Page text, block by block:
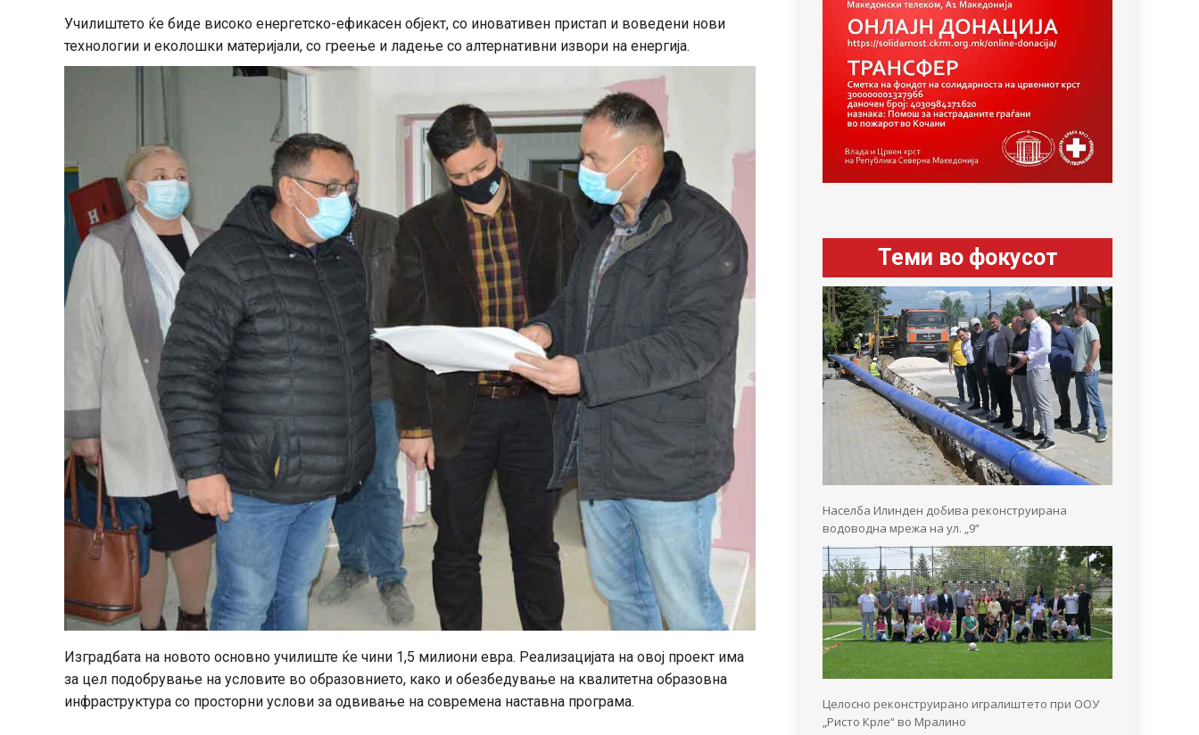
Училиштето ќе биде високо енергетско-ефикасен објект, со иновативен пристап и воведени нови
технологии и еколошки материјали, со греење и ладење со алтернативни извори на енергија.
Изградбата на новото основно училиште ќе чини 1,5 милиони евра. Реализацијата на овој проект има
за цел подобрување на условите во образовнието, како и обезбедување на квалитетна образовна
инфраструктура со просторни услови за одвивање на современа наставна програма.
Теми во фокусот
Населба Илинден добива реконструирана
водоводна мрежа на ул. „9“
Целосно реконструирано игралиштето при ООУ
„Ристо Крле“ во Мралино